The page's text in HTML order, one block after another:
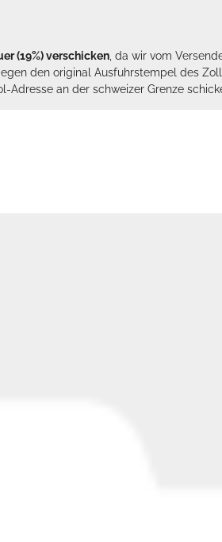
(19%) verschicken , da wir vom
den original Ausfuhrstempel des
an der schweizer Grenze